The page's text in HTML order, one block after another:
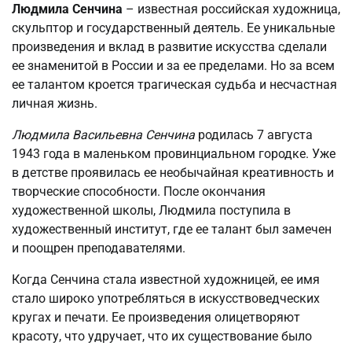
Людмила Сенчина – известная российская художница,
скульптор и государственный деятель. Ее уникальные
произведения и вклад в развитие искусства сделали
ее знаменитой в России и за ее пределами. Но за всем
ее талантом кроется трагическая судьба и несчастная
личная жизнь.
Людмила Васильевна Сенчина родилась 7 августа
1943 года в маленьком провинциальном городке. Уже
в детстве проявилась ее необычайная креативность и
творческие способности. После окончания
художественной школы, Людмила поступила в
художественный институт, где ее талант был замечен
и поощрен преподавателями.
Когда Сенчина стала известной художницей, ее имя
стало широко употребляться в искусствоведческих
кругах и печати. Ее произведения олицетворяют
красоту, что удручает, что их существование было